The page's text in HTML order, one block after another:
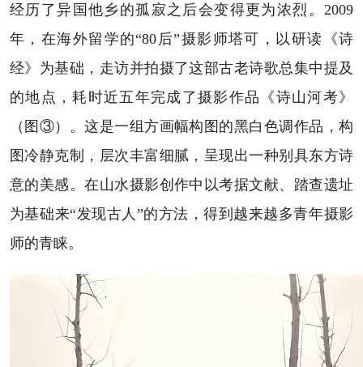
经历了异国他乡的孤寂之后会变得更为浓烈。2009
年，在海外留学的“80后”摄影师塔可，以研读《诗
经》为基础，走访并拍摄了这部古老诗歌总集中提及
的地点，耗时近五年完成了摄影作品《诗山河考》
（图③）。这是一组方画幅构图的黑白色调作品，构
图冷静克制，层次丰富细腻，呈现出一种别具东方诗
意的美感。在山水摄影创作中以考据文献、踏查遗址
为基础来“发现古人”的方法，得到越来越多青年摄影
师的青睐。